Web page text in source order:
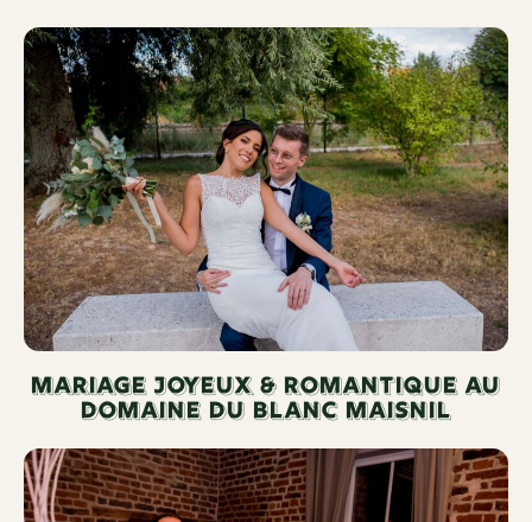
Mariage joyeux & romantique au
domaine du blanc maisnil